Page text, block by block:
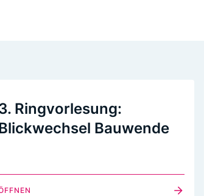
Ringvorlesung:
Bauwende